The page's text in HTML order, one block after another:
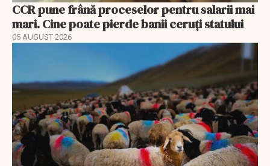
CCR pune frână proceselor pentru salarii mai
mari. Cine poate pierde banii ceruți statului
05 AUGUST 2026